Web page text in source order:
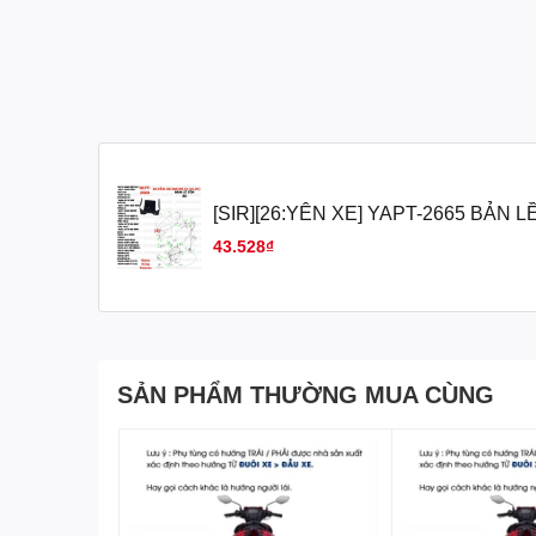
[SIR][26:YÊN XE] YAPT-2665 BẢN
SIRIUS-FI(14-20) (4) [Yamaha]
43.528₫
SẢN PHẨM THƯỜNG MUA CÙNG